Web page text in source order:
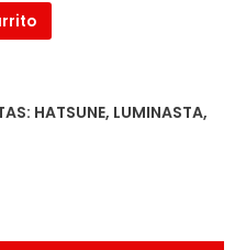
HATSUNE, LUMINASTA,